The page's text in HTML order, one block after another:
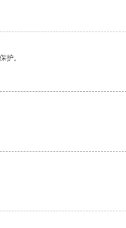
护。